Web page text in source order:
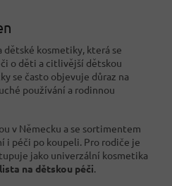
dětské kosmetiky, která se
o děti a citlivější dětskou
se často objevuje důraz na
používání a rodinnou
v Německu a se sortimentem
i péči po koupeli. Pro rodiče je
jako univerzální kosmetika
na dětskou péči.